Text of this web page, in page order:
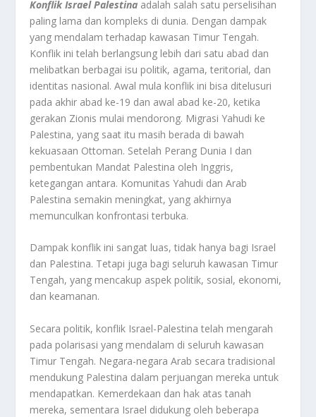
Konflik Israel Palestina adalah salah satu perselisihan
paling lama dan kompleks di dunia. Dengan dampak
yang mendalam terhadap kawasan Timur Tengah.
Konflik ini telah berlangsung lebih dari satu abad dan
melibatkan berbagai isu politik, agama, teritorial, dan
identitas nasional. Awal mula konflik ini bisa ditelusuri
pada akhir abad ke-19 dan awal abad ke-20, ketika
gerakan Zionis mulai mendorong. Migrasi Yahudi ke
Palestina, yang saat itu masih berada di bawah
kekuasaan Ottoman. Setelah Perang Dunia I dan
pembentukan Mandat Palestina oleh Inggris,
ketegangan antara. Komunitas Yahudi dan Arab
Palestina semakin meningkat, yang akhirnya
memunculkan konfrontasi terbuka.
Dampak konflik ini sangat luas, tidak hanya bagi Israel
dan Palestina. Tetapi juga bagi seluruh kawasan Timur
Tengah, yang mencakup aspek politik, sosial, ekonomi,
dan keamanan.
Secara politik, konflik Israel-Palestina telah mengarah
pada polarisasi yang mendalam di seluruh kawasan
Timur Tengah. Negara-negara Arab secara tradisional
mendukung Palestina dalam perjuangan mereka untuk
mendapatkan. Kemerdekaan dan hak atas tanah
mereka, sementara Israel didukung oleh beberapa